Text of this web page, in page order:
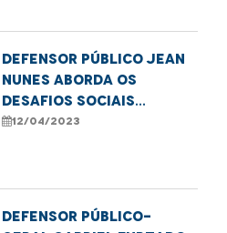
Defensor público Jean
Nunes aborda os
desafios sociais
relacionados à
12/04/2023
Defensor público-